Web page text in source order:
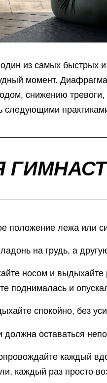
из самых быстрых и
момент.
снижению
следующими
положение лежа или
на грудь, а
носом и выдыхайте
поднималась и
спокойно, без
должна оставаться
каждый
каждый раз просто